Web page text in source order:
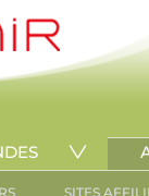
SITES